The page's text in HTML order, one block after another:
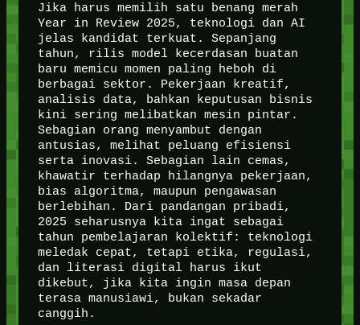
Jika harus memilih satu benang merah
Year in Review 2025, teknologi dan AI
jelas kandidat terkuat. Sepanjang
tahun, rilis model kecerdasan buatan
baru memicu momen paling heboh di
berbagai sektor. Pekerjaan kreatif,
analisis data, bahkan keputusan bisnis
kini sering melibatkan mesin pintar.
Sebagian orang menyambut dengan
antusias, melihat peluang efisiensi
serta inovasi. Sebagian lain cemas,
khawatir terhadap hilangnya pekerjaan,
bias algoritma, maupun pengawasan
berlebihan. Dari pandangan pribadi,
2025 seharusnya kita ingat sebagai
tahun pembelajaran kolektif: teknologi
meledak cepat, tetapi etika, regulasi,
dan literasi digital harus ikut
dikebut, jika kita ingin masa depan
terasa manusiawi, bukan sekadar
canggih.